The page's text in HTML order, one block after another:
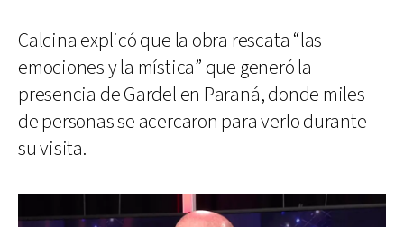
Calcina explicó que la obra rescata “las
emociones y la mística” que generó la
presencia de Gardel en Paraná, donde miles
de personas se acercaron para verlo durante
su visita.